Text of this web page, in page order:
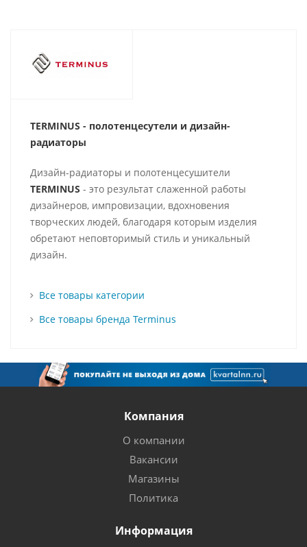
TERMINUS - полотенцесутели и дизайн-
радиаторы
Дизайн-радиаторы и полотенцесушители
TERMINUS - это результат слаженной работы
дизайнеров, импровизации, вдохновения
творческих людей, благодаря которым изделия
обретают неповторимый стиль и уникальный
дизайн.
Все товары категории
Все товары бренда Terminus
Компания
О компании
Вакансии
Магазины
Политика
Информация